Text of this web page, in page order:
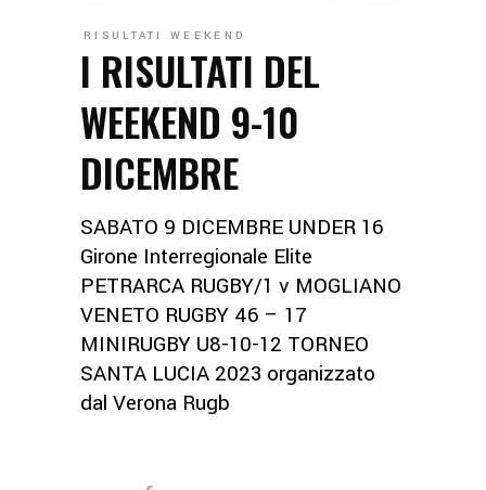
RISULTATI WEEKEND
I RISULTATI DEL
WEEKEND 9-10
DICEMBRE
SABATO 9 DICEMBRE UNDER 16
Girone Interregionale Elite
PETRARCA RUGBY/1 v MOGLIANO
VENETO RUGBY 46 – 17
MINIRUGBY U8-10-12 TORNEO
SANTA LUCIA 2023 organizzato
dal Verona Rugb